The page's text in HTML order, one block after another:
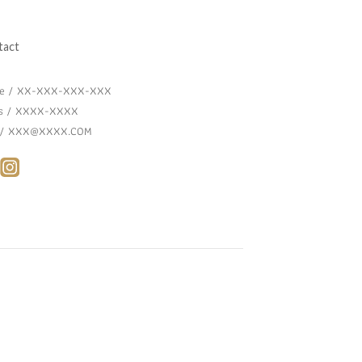
/ XX-XXX-XXX-XXX
/ XXXX-XXXX
XXX@XXXX.COM